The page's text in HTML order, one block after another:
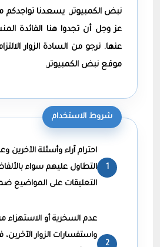
نبض الكمبيوتر. يسعدنا تواجدكم
عز وجل أن تجدوا هنا الفائدة
عنها. نرجو من السادة الزوار
موقع نبض الكمبيوتر.
شروط الاستخدام
احترام آراء وأسئلة الآخرين
التطاول عليهم سواء
التعليقات على المواضيع
عدم السخرية أو الاستهزاء
واستفسارات الزوار